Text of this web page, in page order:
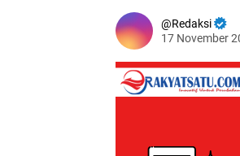
Redaksi
17 November